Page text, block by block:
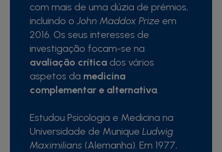
com mais de uma dúzia de prémios,
incluindo o John Maddox Prize em
2016. Os seus interesses de
investigação focam-se na
avaliação crítica dos vários
aspetos da medicina
complementar e alternativa.
Estudou Psicologia e Medicina na
Universidade de Munique Ludwig
Maximilians (Alemanha). Em 1977,